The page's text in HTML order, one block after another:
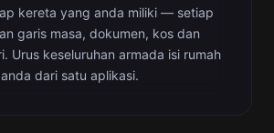
kereta yang anda miliki — setiap
garis masa, dokumen, kos dan
Urus keseluruhan armada isi rumah
anda dari satu aplikasi.